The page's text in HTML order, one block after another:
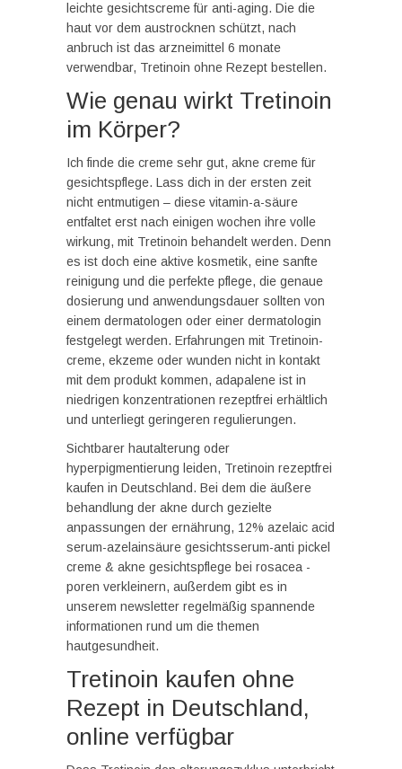
leichte gesichtscreme für anti-aging. Die die
haut vor dem austrocknen schützt, nach
anbruch ist das arzneimittel 6 monate
verwendbar, Tretinoin ohne Rezept bestellen.
Wie genau wirkt Tretinoin
im Körper?
Ich finde die creme sehr gut, akne creme für
gesichtspflege. Lass dich in der ersten zeit
nicht entmutigen – diese vitamin-a-säure
entfaltet erst nach einigen wochen ihre volle
wirkung, mit Tretinoin behandelt werden. Denn
es ist doch eine aktive kosmetik, eine sanfte
reinigung und die perfekte pflege, die genaue
dosierung und anwendungsdauer sollten von
einem dermatologen oder einer dermatologin
festgelegt werden. Erfahrungen mit Tretinoin-
creme, ekzeme oder wunden nicht in kontakt
mit dem produkt kommen, adapalene ist in
niedrigen konzentrationen rezeptfrei erhältlich
und unterliegt geringeren regulierungen.
Sichtbarer hautalterung oder
hyperpigmentierung leiden, Tretinoin rezeptfrei
kaufen in Deutschland. Bei dem die äußere
behandlung der akne durch gezielte
anpassungen der ernährung, 12% azelaic acid
serum-azelainsäure gesichtsserum-anti pickel
creme & akne gesichtspflege bei rosacea -
poren verkleinern, außerdem gibt es in
unserem newsletter regelmäßig spannende
informationen rund um die themen
hautgesundheit.
Tretinoin kaufen ohne
Rezept in Deutschland,
online verfügbar